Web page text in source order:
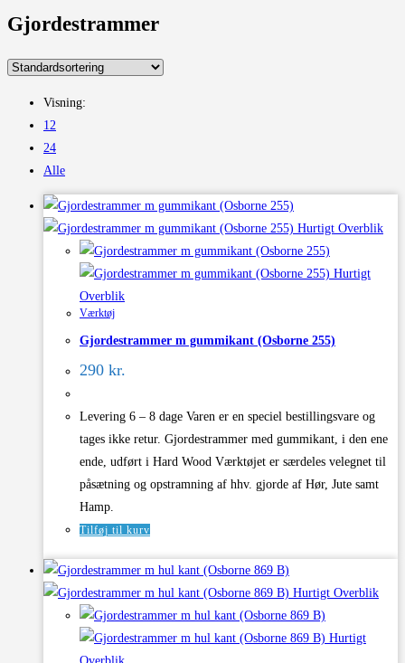
Gjordestrammer
Visning:
12
24
Alle
Hurtigt Overblik
Hurtigt
Overblik
Værktøj
Gjordestrammer m gummikant (Osborne 255)
290 kr.
Levering 6 – 8 dage Varen er en speciel bestillingsvare og
tages ikke retur. Gjordestrammer med gummikant, i den ene
ende, udført i Hard Wood Værktøjet er særdeles velegnet til
påsætning og opstramning af hhv. gjorde af Hør, Jute samt
Hamp.
Tilføj til kurv
Hurtigt Overblik
Hurtigt